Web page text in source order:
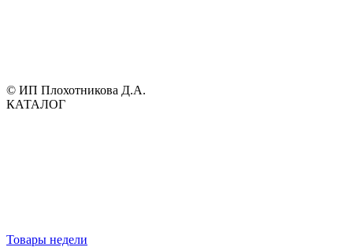
© ИП Плохотникова Д.А.
КАТАЛОГ
Товары недели